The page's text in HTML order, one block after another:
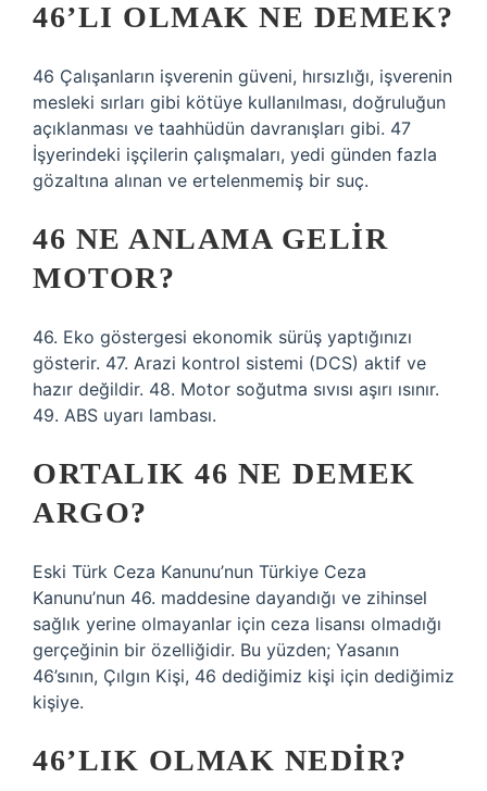
46’LI OLMAK NE DEMEK?
46 Çalışanların işverenin güveni, hırsızlığı, işverenin
mesleki sırları gibi kötüye kullanılması, doğruluğun
açıklanması ve taahhüdün davranışları gibi. 47
İşyerindeki işçilerin çalışmaları, yedi günden fazla
gözaltına alınan ve ertelenmemiş bir suç.
46 NE ANLAMA GELIR
MOTOR?
46. Eko göstergesi ekonomik sürüş yaptığınızı
gösterir. 47. Arazi kontrol sistemi (DCS) aktif ve
hazır değildir. 48. Motor soğutma sıvısı aşırı ısınır.
49. ABS uyarı lambası.
ORTALIK 46 NE DEMEK
ARGO?
Eski Türk Ceza Kanunu’nun Türkiye Ceza
Kanunu’nun 46. maddesine dayandığı ve zihinsel
sağlık yerine olmayanlar için ceza lisansı olmadığı
gerçeğinin bir özelliğidir. Bu yüzden; Yasanın
46’sının, Çılgın Kişi, 46 dediğimiz kişi için dediğimiz
kişiye.
46’LIK OLMAK NEDIR?